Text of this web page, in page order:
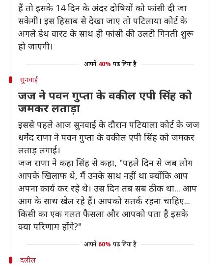
हैं तो इसके 14 दिन के अंदर दोषियों को फांसी दी जा
सकेगी। इस हिसाब से देखा जाए तो पटिलाया कोर्ट के
अगले डेथ वारंट के साथ ही फांसी की उलटी गिनती शुरू
हो जाएगी।
आपने 40% पढ़ लिया है
सुनवाई
जज ने पवन गुप्ता के वकील एपी सिंह को
जमकर लताड़ा
इससे पहले आज सुनवाई के दौरान पटियाला कोर्ट के जज
धर्मेंद राणा ने पवन गुप्ता के वकील एपी सिंह को जमकर
लताड़ लगाई।
जज राणा ने कहा सिंह से कहा, "पहले दिन से जब लोग
आपके खिलाफ थे, मैं उनके साथ नहीं था क्योंकि आप
अपना कार्य कर रहे थे। उस दिन तब सब ठीक था... आप
आग के साथ खेल रहे हैं। आपको सतर्क रहना चाहिए...
किसी का एक गलत फैसला और आपको पता है इसके
क्या परिणाम होंगे?"
आपने 60% पढ़ लिया है
दलील